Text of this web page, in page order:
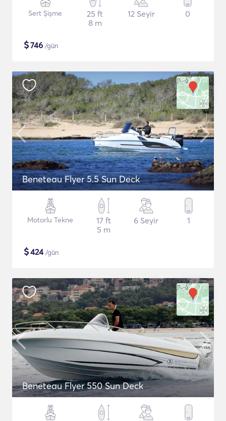
Sert Şişme
25 ft
8 m
12 Seyir 0
$746 /gün
Beneteau Flyer 5.5 Sun Deck
Motorlu Tekne
17 ft
5 m
6 Seyir 1
$424/gün
Beneteau Flyer 550 Sun Deck